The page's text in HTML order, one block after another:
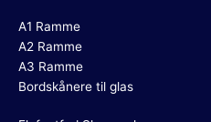
A1 Ramme
A2 Ramme
A3 Ramme
Bordskånere til glas